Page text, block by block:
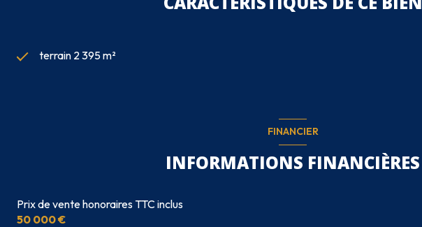
terrain 2 395 m²
FINANCIER
INFORMATIONS FINANCIÈRES
Prix de vente honoraires TTC inclus
50 000 €